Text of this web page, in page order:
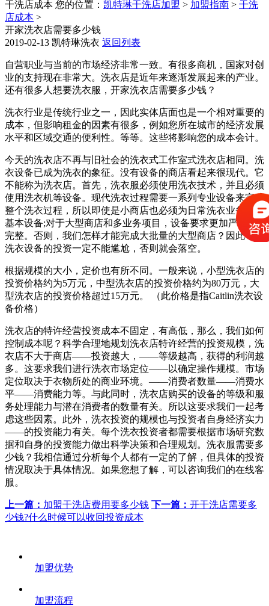
干洗店成本 您的位置： 凯特琳干洗店加盟 > 加盟指南 > 干洗
店成本 >
开家洗衣店需要多少钱
2019-02-13 凯特琳洗衣 返回列表
自营职业与当前的市场经济非常一致。有很多商机，国家对创
业的支持现在非常大。洗衣店是近年来逐渐发展起来的产业。
还有很多人想要洗衣服，开家洗衣店需要多少钱？
洗衣行业是传统行业之一，因此实体店面也是一个相对重要的
成本，但影响租金的因素有很多，例如您所在城市的经济发展
水平和区域交通的便利性。等等。这些将影响您的成本会计。
今天的洗衣店不再与旧社会的洗衣式工作室式洗衣店相同。洗
衣设备已成为洗衣的象征。没有设备的商店看起来很现代。它
不能称为洗衣店。首先，洗衣服必须使用洗衣技术，并且必须
使用洗衣机等设备。现代洗衣过程需要一系列专业设备来完成
整个洗衣过程，所以即使是小商店也必须为日常洗衣业务准备
基本设备;对于大型商店和多业务项目，设备要求更加严格和
完整。否则，我们怎样才能完成大批量的大型商店？因此，对
洗衣设备的投资一定不能尴尬，否则就会落空。
根据规模的大小，定价也有所不同。一般来说，小型洗衣店的
投资价格约为5万元，中型洗衣店的投资价格约为80万元，大
型洗衣店的投资价格超过15万元。 （此价格是指Caitlin洗衣设
备价格）
洗衣店的特许经营投资成本不固定，有高低，那么，我们如何
控制成本呢？科学合理地规划洗衣店特许经营的投资规模，洗
衣店不大于商店——投资越大，——等级越高，获得的利润越
多。这要求我们进行洗衣市场定位——以确定操作规模。市场
定位取决于衣物所处的商业环境。——消费者数量——消费水
平——消费能力等。与此同时，洗衣店购买的设备的等级和服
务处理能力与潜在消费者的数量有关。所以这要求我们一起考
虑这些因素。此外，洗衣投资的规模也与投资者自身经济实力
——的投资能力有关。每个洗衣投资者都需要根据市场研究数
据和自身的投资能力做出科学决策和合理规划。洗衣服需要多
少钱？我相信通过分析每个人都有一定的了解，但具体的投资
情况取决于具体情况。如果您想了解，可以咨询我们的在线客
服。
上一篇： 加盟干洗店费用要多少钱 下一篇： 开干洗店需要多
少钱?什么时候可以收回投资成本
加盟优势
加盟流程